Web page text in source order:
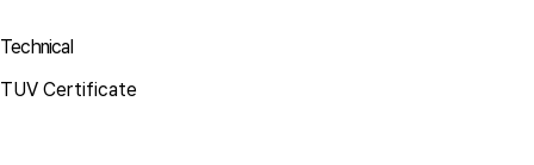
Technical
TUV Certificate